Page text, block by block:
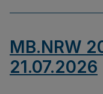
MB.NRW
21.07.2026